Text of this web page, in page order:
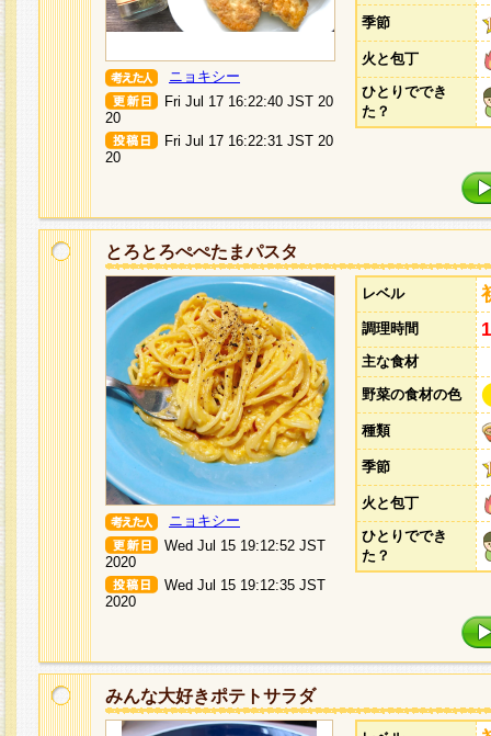
ニョキシー
Fri Jul 17 16:22:40 JST 20
20
Fri Jul 17 16:22:31 JST 20
20
季節
火と包丁
ひとりででき
た？
とろとろぺぺたまパスタ
ニョキシー
Wed Jul 15 19:12:52 JST
2020
Wed Jul 15 19:12:35 JST
2020
レベル
調理時間
主な食材
野菜の食材の色
種類
季節
火と包丁
ひとりででき
た？
みんな大好きポテトサラダ